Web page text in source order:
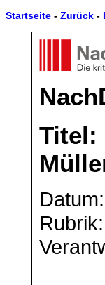
Startseite - Zurück -
Titel:
Rubrik: